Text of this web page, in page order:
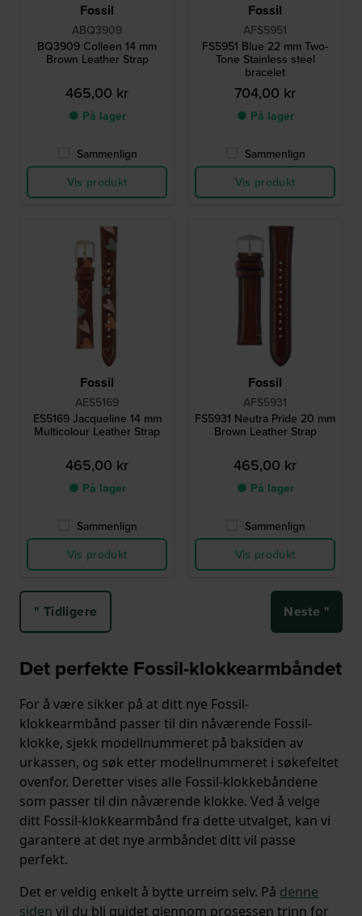
Fossil
ABQ3909
BQ3909 Colleen 14 mm
Brown Leather Strap
465,00 kr
● På lager
Sammenlign
Vis produkt
Fossil
AFS5951
FS5951 Blue 22 mm Two-
Tone Stainless steel
bracelet
704,00 kr
● På lager
Sammenlign
Vis produkt
Fossil
AES5169
ES5169 Jacqueline 14 mm
Multicolour Leather Strap
465,00 kr
● På lager
Sammenlign
Vis produkt
Fossil
AFS5931
FS5931 Neutra Pride 20 mm
Brown Leather Strap
465,00 kr
● På lager
Sammenlign
Vis produkt
" Tidligere Neste "
Det perfekte Fossil-klokkearmbåndet
For å være sikker på at ditt nye Fossil-
klokkearmbånd passer til din nåværende Fossil-
klokke, sjekk modellnummeret på baksiden av
urkassen, og søk etter modellnummeret i søkefeltet
ovenfor. Deretter vises alle Fossil-klokkebåndene
som passer til din nåværende klokke. Ved å velge
ditt Fossil-klokkearmbånd fra dette utvalget, kan vi
garantere at det nye armbåndet ditt vil passe
perfekt.
Det er veldig enkelt å bytte urreim selv. På denne
siden vil du bli guidet gjennom prosessen trinn for